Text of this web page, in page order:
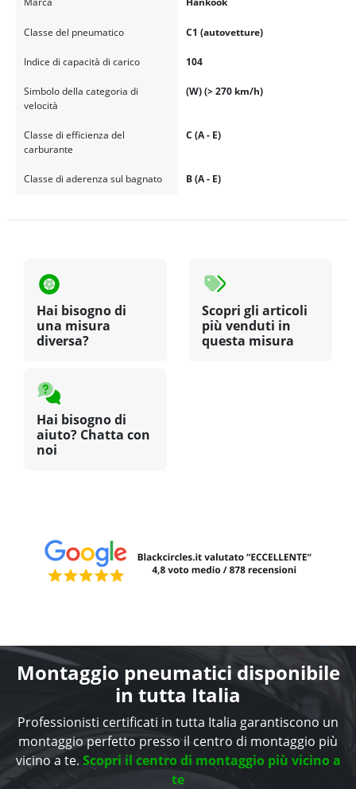
Classe del pneumatico C1 (autovetture)
Indice di capacità di carico 104
Simbolo della categoria di
velocità
(W) (> 270 km/h)
Classe di efficienza del
carburante
C (A - E)
Classe di aderenza sul bagnato B (A - E)
Hai bisogno di
una misura
diversa?
Scopri gli articoli
più venduti in
questa misura
Hai bisogno di
aiuto? Chatta con
noi
Montaggio pneumatici disponibile
in tutta Italia
Professionisti certificati in tutta Italia garantiscono un
montaggio perfetto presso il centro di montaggio più
vicino a te. Scopri il centro di montaggio più vicino a
te